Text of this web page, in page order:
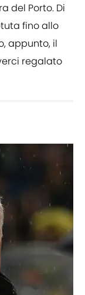
del Porto. Di
fino allo
appunto, il
regalato